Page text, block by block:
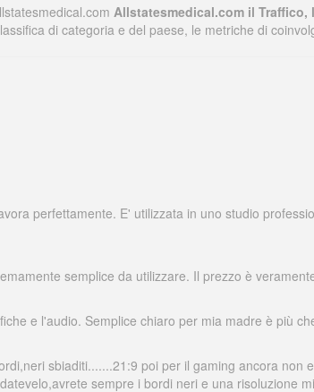
Allstatesmedical.com il Traffico,
di categoria e del paese, le metriche di
perfettamente. E' utilizzata in uno studio
semplice da utilizzare. Il prezzo è
e l'audio. Semplice chiaro per mia madre è più
sbiaditi.......21:9 poi per il gaming ancora
sempre i bordi neri e una risoluzione